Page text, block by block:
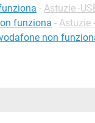
- Astuzie -
funziona - Astuzie
non